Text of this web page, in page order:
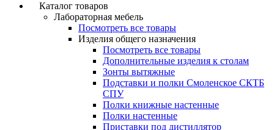
Каталог товаров
Лабораторная мебель
Посмотреть все товары
Изделия общего назначения
Посмотреть все товары
Дополнительные изделия к столам
Зонты вытяжные
Подставки и полки Смоленское СКТБ
СПУ
Полки книжные настенные
Полки настенные
Приставки под дистиллятор